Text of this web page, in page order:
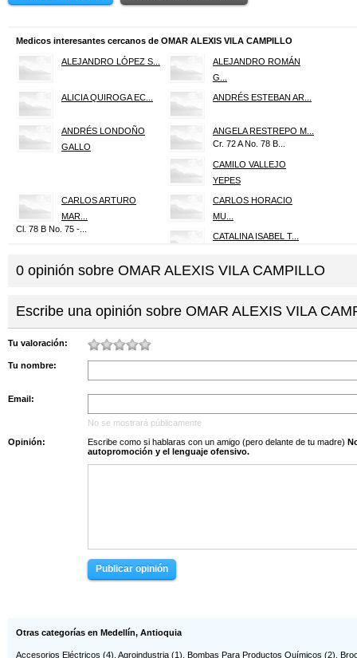
Medicos interesantes cercanos de OMAR ALEXIS VILA CAMPILLO
ALEJANDRO LÓPEZ S...
ALEJANDRO ROMÁN
G...
ALICIA QUIROGA EC... ANDRÉS ESTEBAN AR...
ANDRÉS LONDOÑO
GALLO
ANGELA RESTREPO M...
Cr. 72 A No. 78 B...
CAMILO VALLEJO
YEPES
CARLOS ARTURO
MAR...
Cl. 78 B No. 75 -...
CARLOS HORACIO
MU...
CATALINA ISABEL T...
CRISTIAN IVAN GAR... DIANA PATRICIA AR...
DIEGO MAURICIO VA...
Cl. 53 No. 46 - 3...
JUAN SEBASTIAN RO...
LUIS CARLOS PRADA...
MONICA ZULUAGA QU...
0 opinión sobre OMAR ALEXIS VILA CAMPILLO
Escribe una opinión sobre OMAR ALEXIS VILA
Tu valoración:
Tu nombre:
Email:
No se mostrará públicamente
Opinión:
Escribe como si hablaras con un amigo (pero delante de tu madre) No
autopromoción y el lenguaje ofensivo.
Publicar opinión
Otras categorías en Medellín, Antioquia
Accesorios Eléctricos (4), Agroindustria (1), Bombas Para Productos Químicos (2),